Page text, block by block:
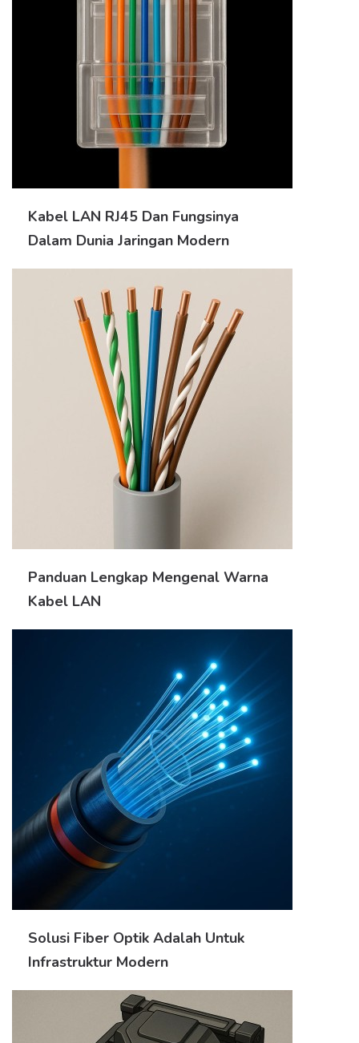
Kabel LAN RJ45 Dan Fungsinya
Dalam Dunia Jaringan Modern
Panduan Lengkap Mengenal Warna
Kabel LAN
Solusi Fiber Optik Adalah Untuk
Infrastruktur Modern